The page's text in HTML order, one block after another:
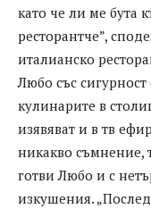
като че ли ме бута
ресторантче”,
италианско
Любо със сигурност
кулинарите в
изявяват и в тв
никакво съмнение,
готви Любо и с
изкушения.